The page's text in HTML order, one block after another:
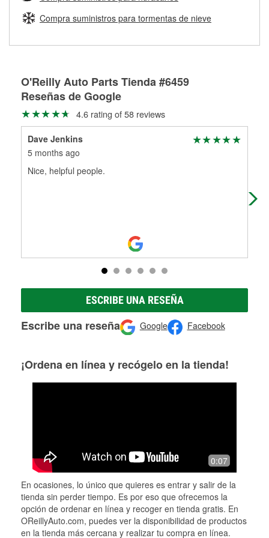
Herramientas de O'Reilly
pueden ser reutilizados, podemos ayudarte a encontrar las
partes de reemplazo correctas para tu reparación.
Rectificación de tambores y discos de freno
Compra suministros para tormentas de nieve
O'Reilly Auto Parts Tienda #6459
Reseñas de Google
4.6 rating of 58 reviews
Dave Jenkins
5 months ago
Nice, helpful people.
to
ESCRIBE UNA RESEÑA
Escribe una reseña Google Facebook
¡Ordena en línea y recógelo en la tienda!
0:07
En ocasiones, lo único que quieres es entrar y salir de la
tienda sin perder tiempo. Es por eso que ofrecemos la
opción de ordenar en línea y recoger en tienda gratis. En
OReillyAuto.com, puedes ver la disponibilidad de productos
en la tienda más cercana y realizar tu compra en línea.